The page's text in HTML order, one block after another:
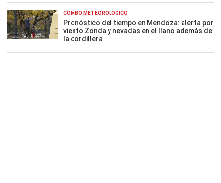
COMBO METEOROLÓGICO
Pronóstico del tiempo en Mendoza: alerta por
viento Zonda y nevadas en el llano además de
la cordillera